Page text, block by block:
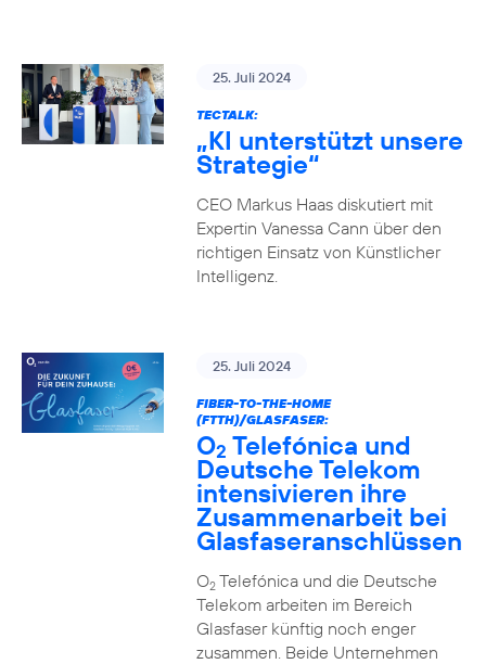
25. Juli 2024
TECTALK:
„KI unterstützt unsere
Strategie“
CEO Markus Haas diskutiert mit
Expertin Vanessa Cann über den
richtigen Einsatz von Künstlicher
Intelligenz.
25. Juli 2024
FIBER-TO-THE-HOME
(FTTH)/GLASFASER:
O2 Telefónica und
Deutsche Telekom
intensivieren ihre
Zusammenarbeit bei
Glasfaseranschlüssen
O2Telefónica und die Deutsche
Telekom arbeiten im Bereich
Glasfaser künftig noch enger
zusammen. Beide Unternehmen